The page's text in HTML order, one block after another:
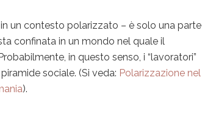
un contesto polarizzato – è solo una parte
confinata in un mondo nel quale il
in questo senso, i “lavoratori”
sociale. (Si veda: Polarizzazione nel
).